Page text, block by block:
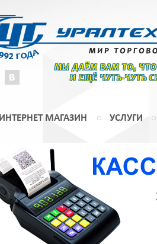
МЫ ДАЁМ ВАМ ТО,
И ЕЩЁ ЧУТЬ-ЧУТЬ
ИНТЕРНЕТ МАГАЗИН УСЛУГИ